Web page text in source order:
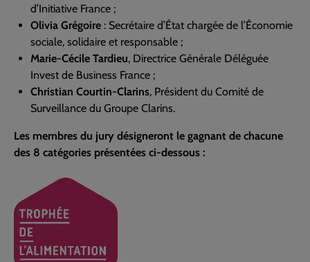
d’Initiative France ;
Olivia Grégoire : Secrétaire d’État chargée de l’Économie
sociale, solidaire et responsable ;
Marie-Cécile Tardieu, Directrice Générale Déléguée
Invest de Business France ;
Christian Courtin-Clarins, Président du Comité de
Surveillance du Groupe Clarins.
Les membres du jury désigneront le gagnant de chacune
des 8 catégories présentées ci-dessous :